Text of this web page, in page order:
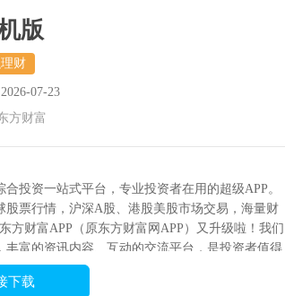
版
财
2026-07-23
方财富
投资一站式平台，专业投资者在用的超级APP。
票行情，沪深A股、港股美股市场交易，海量财
方财富APP（原东方财富网APP）又升级啦！我们
富的资讯内容、互动的交流平台，是投资者值得
下载